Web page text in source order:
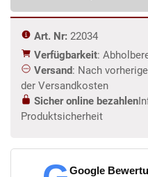
Art. Nr: 22034
Verfügbarkeit:
Versand: Nach
der Versandkosten
Sicher online bezahlen
Produktsicherheit
Google